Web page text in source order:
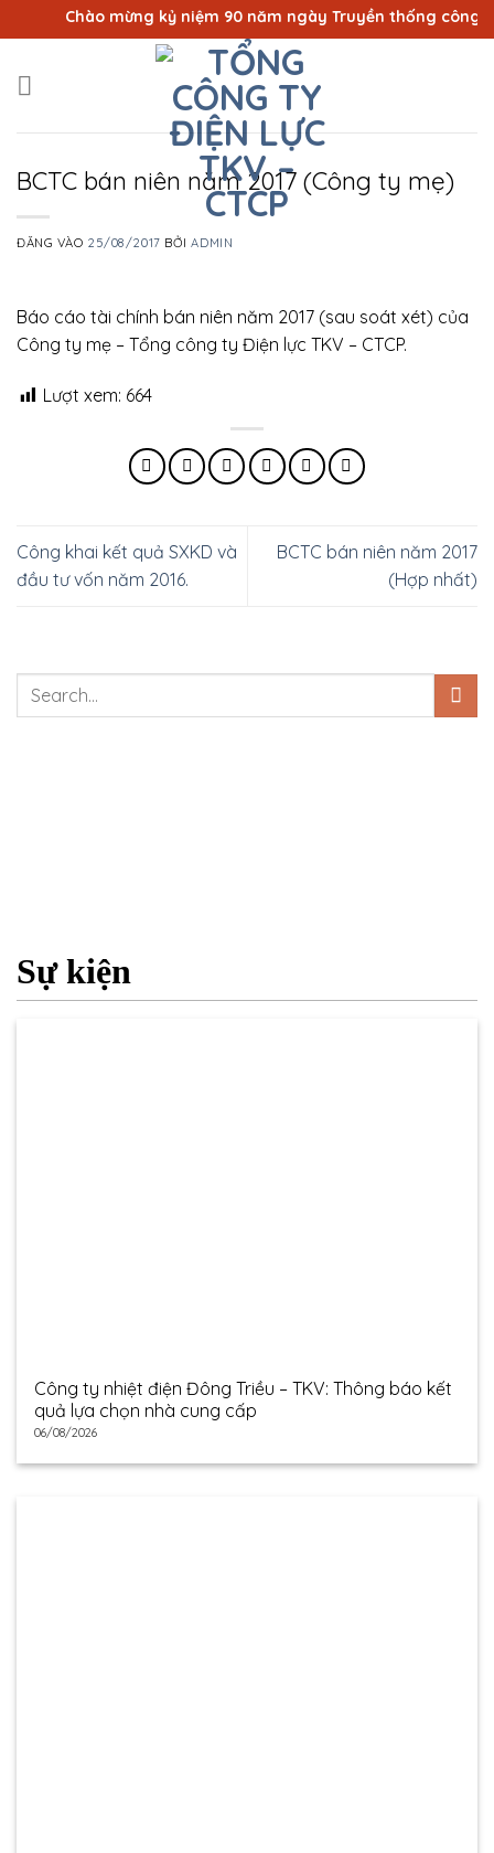
qua
dung
Chào mừng kỷ niệm 90 năm ngày Truyền thống công
BCTC bán niên năm 2017 (Công ty mẹ)
ĐĂNG VÀO 25/08/2017 BỞIADMIN
Báo cáo tài chính bán niên năm 2017 (sau soát xét) của
Công ty mẹ – Tổng công ty Điện lực TKV – CTCP.
Lượt xem: 664
Công khai kết quả SXKD và
đầu tư vốn năm 2016.
BCTC bán niên năm 2017
(Hợp nhất)
Sự kiện
Công ty nhiệt điện Đông Triều – TKV: Thông báo kết
quả lựa chọn nhà cung cấp
06/08/2026